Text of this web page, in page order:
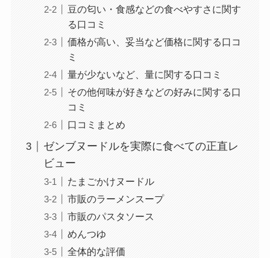
豆の匂い・食感などの食べやすさに関す
る口コミ
価格が高い、妥当など価格に関する口コ
ミ
量が少ないなど、量に関する口コミ
その他何味が好きなどの好みに関する口
コミ
口コミまとめ
ゼンブヌードルを実際に食べての正直レ
ビュー
たまごかけヌードル
市販のラーメンスープ
市販のパスタソース
めんつゆ
全体的な評価